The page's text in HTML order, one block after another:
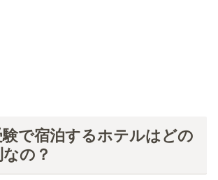
験で宿泊するホテルはどの
の？